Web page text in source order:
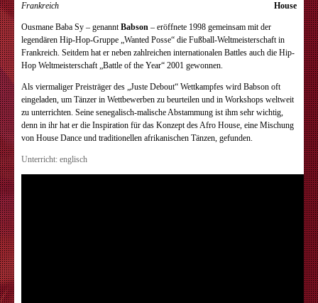
House
Frankreich
Ousmane Baba Sy – genanntBabson – eröffnete 1998 gemeinsam mit der
legendären Hip-Hop-Gruppe „Wanted Posse“ die Fußball-Weltmeisterschaft in
Frankreich. Seitdem hat er neben zahlreichen internationalen Battles auch die Hip-
Hop Weltmeisterschaft „Battle of the Year“ 2001 gewonnen.
Als viermaliger Preisträger des „Juste Debout“ Wettkampfes wird Babson oft
eingeladen, um Tänzer in Wettbewerben zu beurteilen und in Workshops weltweit
zu unterrichten. Seine senegalisch-malische Abstammung ist ihm sehr wichtig,
denn in ihr hat er die Inspiration für das Konzept des Afro House, eine Mischung
von House Dance und traditionellen afrikanischen Tänzen, gefunden.
Unterricht: englisch